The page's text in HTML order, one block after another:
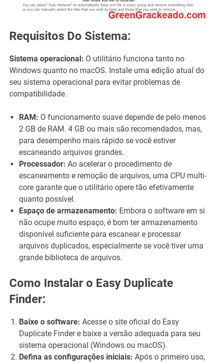
Requisitos Do Sistema:
Sistema operacional: O utilitário funciona tanto no
Windows quanto no macOS. Instale uma edição atual do
seu sistema operacional para evitar problemas de
compatibilidade.
RAM: O funcionamento suave depende de pelo menos
2 GB de RAM. 4 GB ou mais são recomendados, mas,
para desempenho mais rápido se você estiver
escaneando arquivos grandes.
Processador: Ao acelerar o procedimento de
escaneamento e remoção de arquivos, uma CPU multi-
core garante que o utilitário opere tão efetivamente
quanto possível.
Espaço de armazenamento: Embora o software em si
não ocupe muito espaço, é bom ter armazenamento
disponível suficiente para escanear e processar
arquivos duplicados, especialmente se você tiver uma
grande biblioteca de arquivos.
Como Instalar o Easy Duplicate
Finder:
Baixe o software: Acesse o site oficial do Easy
Duplicate Finder e baixe a versão adequada para seu
sistema operacional (Windows ou macOS).
Defina as configurações iniciais: Após o primeiro uso,